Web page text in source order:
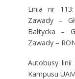
Linia nr
Zawady –
Bałtycka –
Zawady –
Autobusy
Kampusu